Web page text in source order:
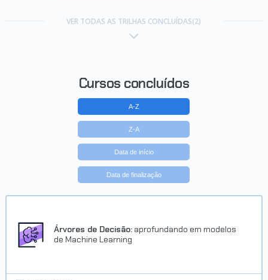
VER TODAS AS TRILHAS CONCLUÍDAS(2)
Cursos concluídos
A-Z
Z-A
Data de início
Data de finalização
Árvores de Decisão: aprofundando em modelos
de Machine Learning